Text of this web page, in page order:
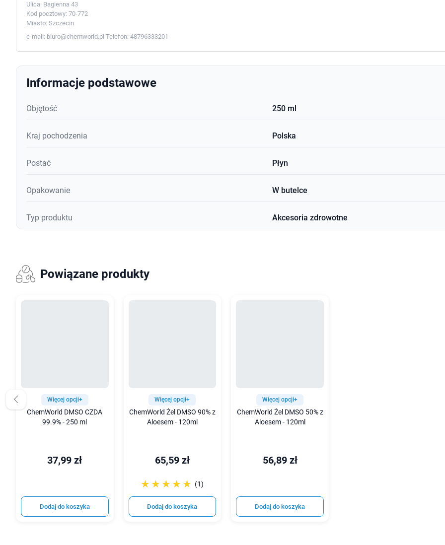
Ulica: Bagienna 43
Kod pocztowy: 70-772
Miasto: Szczecin
e-mail: biuro@chemworld.pl Telefon: 48796333201
Informacje podstawowe
Objętość 250 ml
Kraj pochodzenia Polska
Postać Płyn
Opakowanie W butelce
Typ produktu Akcesoria zdrowotne
Powiązane produkty
Więcej opcji+
ChemWorld DMSO CZDA
99.9% - 250 ml
37,99 zł
Dodaj do koszyka
Więcej opcji+
ChemWorld Żel DMSO 90% z
Aloesem - 120ml
65,59 zł
☆☆☆☆☆
★★★★★ (1)
Dodaj do koszyka
Więcej opcji+
ChemWorld Żel DMSO 50% z
Aloesem - 120ml
56,89 zł
Dodaj do koszyka